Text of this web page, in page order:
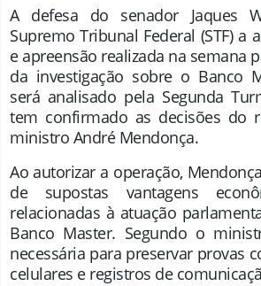
A defesa do senador Jaques
Supremo Tribunal Federal (STF) a
e apreensão realizada na semana
da investigação sobre o Banco
será analisado pela Segunda
tem confirmado as decisões do
ministro André Mendonça.
Ao autorizar a operação,
de supostas vantagens
relacionadas à atuação
Banco Master. Segundo o
necessária para preservar provas
celulares e registros de